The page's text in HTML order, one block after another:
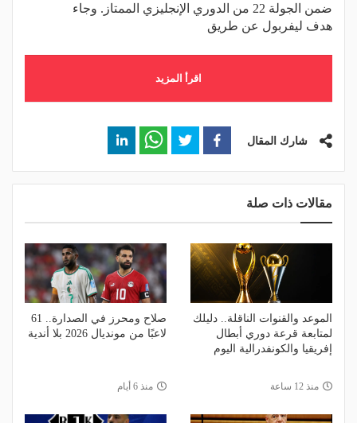
ضمن الجولة 22 من الدوري الإنجليزي الممتاز. وجاء
هدف ليفربول عن طريق
اقرأ المزيد
شارك المقال
مقالات ذات صلة
الموعد والقنوات الناقلة.. دليلك
لمتابعة قرعة دوري أبطال
إفريقيا والكونفدرالية اليوم
منذ 12 ساعة
صلاح ومحرز في الصدارة.. 61
لاعبًا من مونديال 2026 بلا أندية
منذ 6 أيام